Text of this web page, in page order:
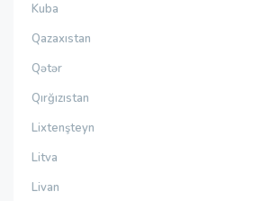
Kuba
Qazaxıstan
Qətər
Qırğızıstan
Lixtenşteyn
Litva
Livan